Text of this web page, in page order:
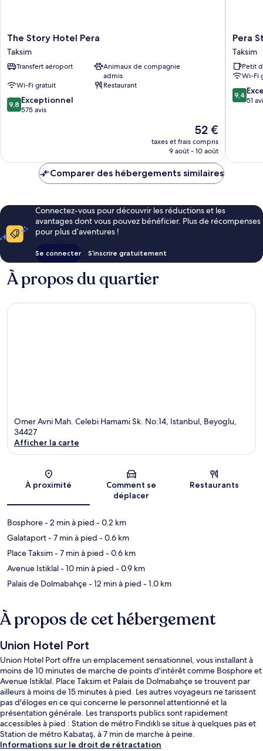
The
Story
Hotel
Pera
The Story Hotel Pera
Taksim
Transfert aéroport
Animaux de compagnie
admis
Wi-Fi gratuit
Restaurant
9.8
sur
9,8 Exceptionnel
575 avis
Le
nouveau
prix
de
52 €
taxes et frais compris
9 août - 10 août
Pera
Star
Hotel
Taksim
Pera
Taksim
Petit
Wi-Fi
9.4
sur
9,4
51
Comparer des hébergements similaires
Connectez-vous pour découvrir les réductions et les
avantages dont vous pouvez bénéficier. Plus de récompenses
pour plus d’aventures !
Se connecter S’inscrire gratuitement
À propos du quartier
Omer Avni Mah. Celebi Hamami Sk. No:14, Istanbul, Beyoglu,
34427
Afficher la carte
À proximité
Comment se
déplacer
Restaurants
Bosphore- 2 min à pied - 0.2 km
Galataport- 7 min à pied - 0.6 km
Place Taksim- 7 min à pied - 0.6 km
Avenue Istiklal- 10 min à pied - 0.9 km
Palais de Dolmabahçe- 12 min à pied - 1.0 km
À propos de cet hébergement
Union Hotel Port
Union Hotel Port offre un emplacement sensationnel, vous installant à
moins de 10 minutes de marche de points d'intérêt comme Bosphore et
Avenue Istiklal. Place Taksim et Palais de Dolmabahçe se trouvent par
ailleurs à moins de 15 minutes à pied. Les autres voyageurs ne tarissent
pas d'éloges en ce qui concerne le personnel attentionné et la
présentation générale. Les transports publics sont rapidement
accessibles à pied : Station de métro Fındıklı se situe à quelques pas et
Station de métro Kabataş, à 7 min de marche à peine.
Informations sur le droit de rétractation